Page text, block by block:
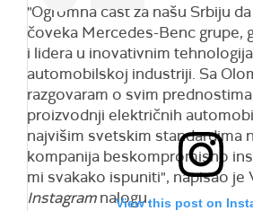
"Ogromna čast za našu Srbiju
čoveka Mercedes-Benc grupe,
i lidera u inovativnim
automobilskoj industriji. Sa
razgovaram o svim
proizvodnji električnih
najvišim svetskim standardima
kompanija beskompromisno
mi svakako ispuniti", napisao je
Instagramnalogu.
View this post on